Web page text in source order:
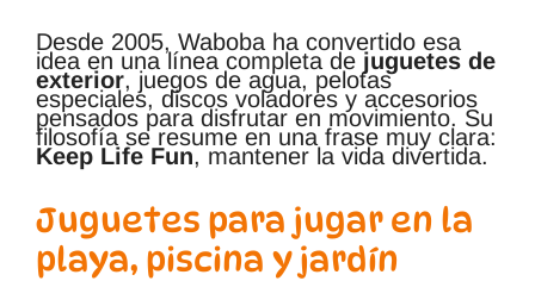
Desde 2005, Waboba ha convertido esa
idea en una línea completa de juguetes de
exterior, juegos de agua, pelotas
especiales, discos voladores y accesorios
pensados para disfrutar en movimiento. Su
filosofía se resume en una frase muy clara:
Keep Life Fun, mantener la vida divertida.
Juguetes para jugar en la
playa, piscina y jardín